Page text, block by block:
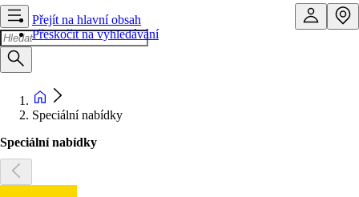
Přejít na hlavní obsah
Přeskočit na vyhledávání
Speciální nabídky
Speciální nabídky